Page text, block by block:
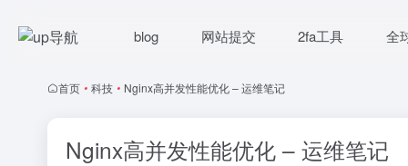
blog 网站提交 2fa工具 全
首页 • 科技 • Nginx高并发性能优化 – 运维笔记
Nginx高并发性能优化 – 运维笔记